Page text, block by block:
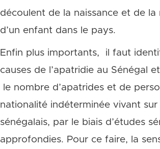
découlent de la naissance et de la
d’un enfant dans le pays.
Enfin plus importants, il faut
causes de l’apatridie au Sénégal
le nombre d’apatrides et de
nationalité indéterminée vivant
sénégalais, par le biais d’études
approfondies. Pour ce faire, la